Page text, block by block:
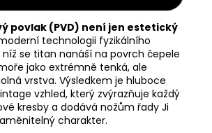
povlak (PVD) není jen estetický
technologii fyzikálního
se titan nanáší na povrch čepele
jako extrémně tenká, ale
vrstva. Výsledkem je hluboce
vzhled, který zvýrazňuje každý
kresby a dodává nožům řady Ji
charakter.